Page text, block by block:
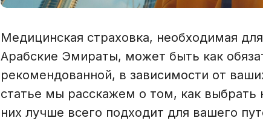
Медицинская страховка, необходимая
Арабские Эмираты, может быть как
рекомендованной, в зависимости от
статье мы расскажем о том, как выбрать
них лучше всего подходит для вашего